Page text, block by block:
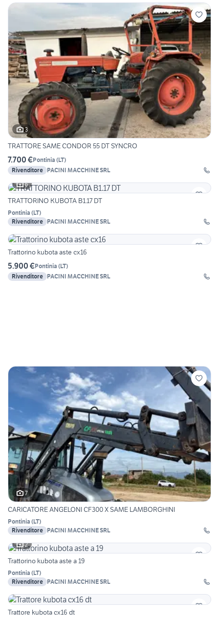
3
TRATTORE SAME CONDOR 55 DT SYNCRO
7.700 €Pontinia (LT)
Rivenditore PACINI MACCHINE SRL
6
TRATTORINO KUBOTA B1.17 DT
Pontinia (LT)
Rivenditore PACINI MACCHINE SRL
Trattorino kubota aste cx16
5.900 €Pontinia (LT)
Rivenditore PACINI MACCHINE SRL
7
CARICATORE ANGELONI CF300 X SAME LAMBORGHINI
Pontinia (LT)
Rivenditore PACINI MACCHINE SRL
2
Trattorino kubota aste a 19
Pontinia (LT)
Rivenditore PACINI MACCHINE SRL
Trattore kubota cx16 dt